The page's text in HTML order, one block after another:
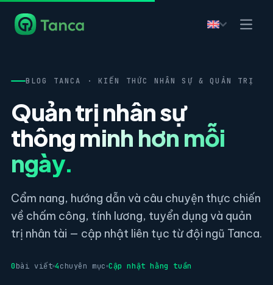
BLOG TANCA · KIẾN THỨC NHÂN SỰ & QUẢN TRỊ
Quản trị nhân sự
thông minh hơn mỗi
ngày.
Cẩm nang, hướng dẫn và câu chuyện thực chiến
về chấm công, tính lương, tuyển dụng và quản
trị nhân tài — cập nhật liên tục từ đội ngũ Tanca.
0bài viết 4chuyên mục Cập nhật hằng tuần